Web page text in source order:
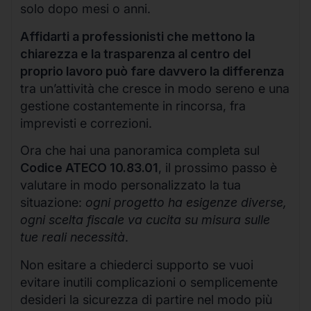
solo dopo mesi o anni.
Affidarti a professionisti che mettono la
chiarezza e la trasparenza al centro del
proprio lavoro può fare davvero la differenza
tra un’attività che cresce in modo sereno e una
gestione costantemente in rincorsa, fra
imprevisti e correzioni.
Ora che hai una panoramica completa sul
Codice ATECO 10.83.01, il prossimo passo è
valutare in modo personalizzato la tua
situazione: ogni progetto ha esigenze diverse,
ogni scelta fiscale va cucita su misura sulle
tue reali necessità.
Non esitare a chiederci supporto se vuoi
evitare inutili complicazioni o semplicemente
desideri la sicurezza di partire nel modo più